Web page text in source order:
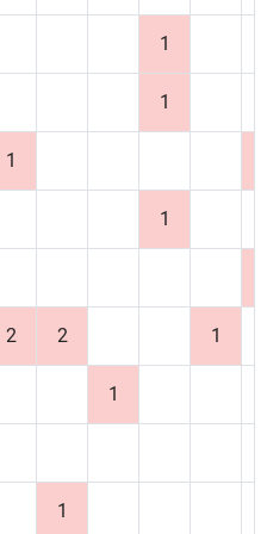
1
1
1
1
2 2 1
1
1